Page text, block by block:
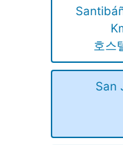
호스
San